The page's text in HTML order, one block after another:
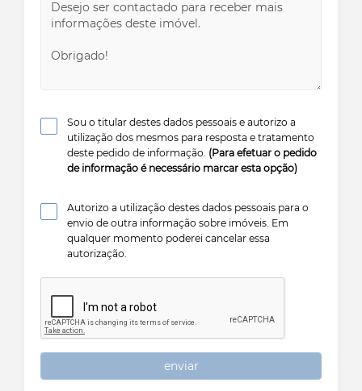
Sou o titular destes dados pessoais e autorizo a
utilização dos mesmos para resposta e tratamento
deste pedido de informação. (Para efetuar o pedido
de informação é necessário marcar esta opção)
Autorizo a utilização destes dados pessoais para o
envio de outra informação sobre imóveis. Em
qualquer momento poderei cancelar essa
autorização.
enviar